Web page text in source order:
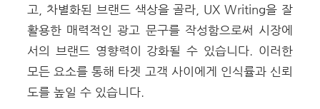
고 , 차별화된 브랜드 색상을 골라, UX Writing을 잘
활용한 매력적인 광고 문구를 작성함으로써 시장에
서의 브랜드 영향력이 강화될 수 있습니다. 이러한
모든 요소를 통해 타겟 고객 사이에게 인식률과 신뢰
도를 높일 수 있습니다.